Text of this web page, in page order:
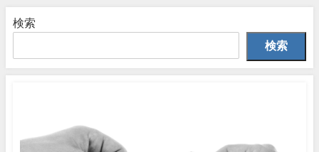
検索
検索